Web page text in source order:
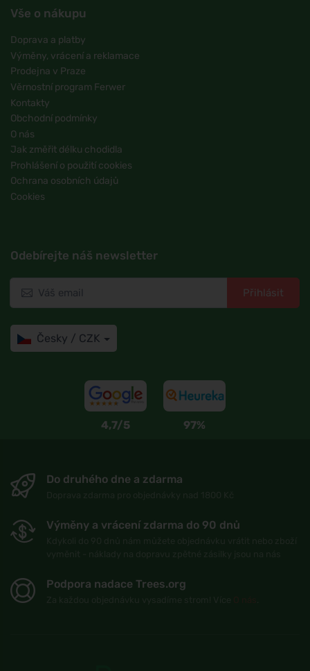
Vše o nákupu
Doprava a platby
Výměny, vrácení a reklamace
Prodejna v Praze
Věrnostní program Ferwer
Kontakty
Obchodní podmínky
O nás
Jak změřit délku chodidla
Prohlášení o použití cookies
Ochrana osobních údajů
Cookies
Odebírejte náš newsletter
Přihlásit
Česky / CZK
4,7/5 97%
Do druhého dne a zdarma
Výměny a vrácení zdarma do 90 dnů
Podpora nadace Trees.org